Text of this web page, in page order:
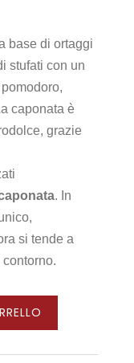
base di ortaggi
stufati con un
caponata è
grazie
. In
si tende a